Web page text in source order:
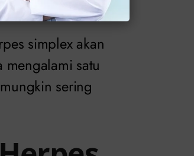
simplex akan
satu
sering